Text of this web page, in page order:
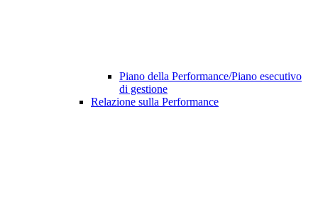
Piano della Performance/Piano esecutivo
di gestione
Relazione sulla Performance